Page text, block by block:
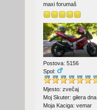
maxi forumaš
Postova: 5156
Spol:
Mjesto: zvečaj
Moj Skuter: gilera dna
Moja Kaciga: vemar